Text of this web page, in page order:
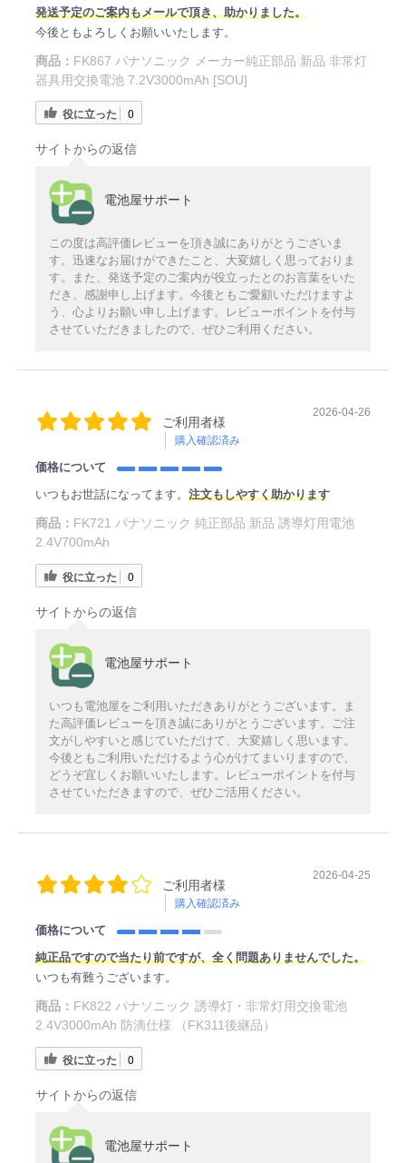
発送予定のご案内もメールで頂き、助かりました。
今後ともよろしくお願いいたします。
商品： FK867 パナソニック メーカー純正部品 新品 非常灯
器具用交換電池 7.2V3000mAh [SOU]
役に立った 0
サイトからの返信
電池屋サポート
この度は高評価レビューを頂き誠にありがとうございま
す。迅速なお届けができたこと、大変嬉しく思っておりま
す。また、発送予定のご案内が役立ったとのお言葉をいた
だき、感謝申し上げます。今後ともご愛顧いただけますよ
う、心よりお願い申し上げます。レビューポイントを付与
させていただきましたので、ぜひご利用ください。
ご利用者様
購入確認済み
2026-04-26
価格について
いつもお世話になってます。 注文もしやすく助かります
商品： FK721 パナソニック 純正部品 新品 誘導灯用電池
2.4V700mAh
役に立った 0
サイトからの返信
電池屋サポート
いつも電池屋をご利用いただきありがとうございます。ま
た高評価レビューを頂き誠にありがとうございます。ご注
文がしやすいと感じていただけて、大変嬉しく思います。
今後ともご利用いただけるよう心がけてまいりますので、
どうぞ宜しくお願いいたします。レビューポイントを付与
させていただきますので、ぜひご活用ください。
ご利用者様
購入確認済み
2026-04-25
価格について
純正品ですので当たり前ですが、全く問題ありませんでした。
いつも有難うございます。
商品： FK822 パナソニック 誘導灯・非常灯用交換電池
2.4V3000mAh 防滴仕様 （FK311後継品）
役に立った 0
サイトからの返信
電池屋サポート